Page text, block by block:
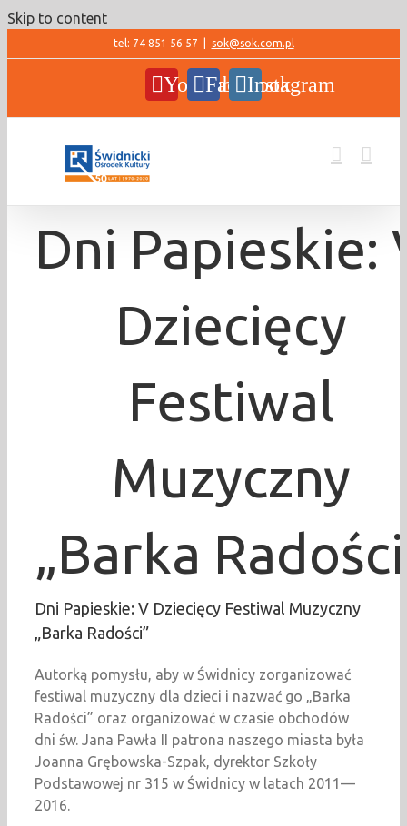
Skip to content
tel: 74 851 56 57 sok@sok.com.pl
YouTubeFacebookInstagram
Dni Papieskie:
Dziecięcy
Festiwal
Muzyczny
„Barka
Dni Papieskie: V Dziecięcy Festiwal Muzyczny
„Barka Radości”
Autorką pomysłu, aby w Świdnicy zorganizować
festiwal muzyczny dla dzieci i nazwać go „Barka
Radości” oraz organizować w czasie obchodów
dni św. Jana Pawła II patrona naszego miasta była
Joanna Grębowska-Szpak, dyrektor Szkoły
Podstawowej nr 315 w Świdnicy w latach 2011—
2016.